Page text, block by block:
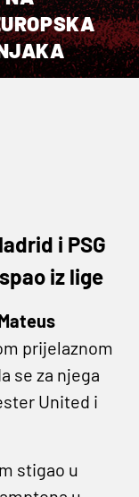
i PSG
iz lige
prijelaznom
se za njega
United i
stigao u